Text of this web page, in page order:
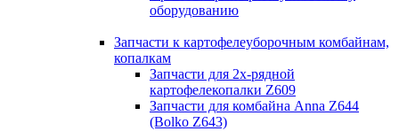
оборудованию
Запчасти к картофелеуборочным комбайнам,
копалкам
Запчасти для 2х-рядной
картофелекопалки Z609
Запчасти для комбайна Anna Z644
(Bolko Z643)